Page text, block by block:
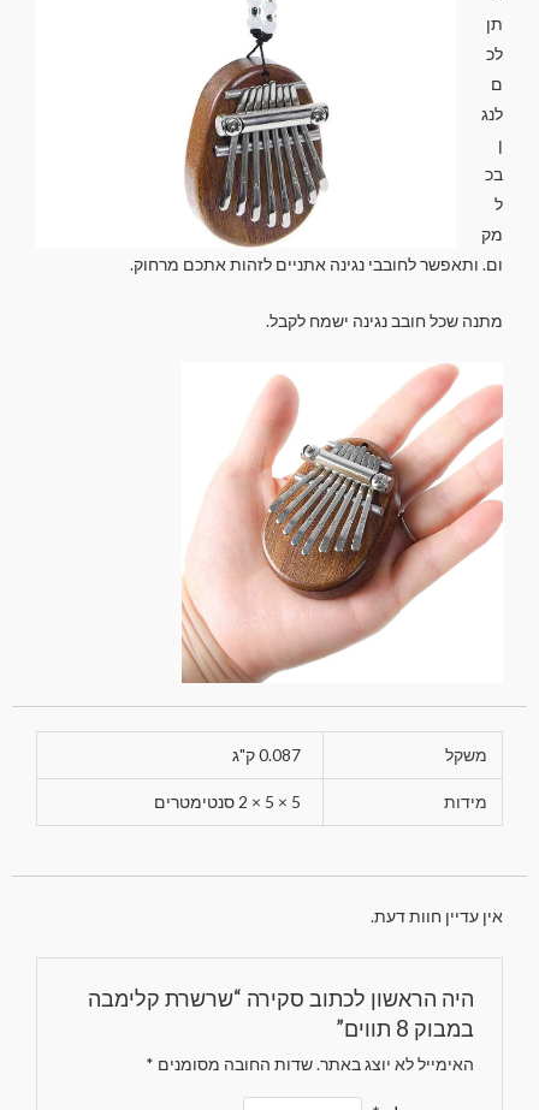
תן
לכ
ם
לנג
ן
בכ
ל
מק
ום. ותאפשר לחובבי נגינה אתניים לזהות אתכם מרחוק.
מתנה שכל חובב נגינה ישמח לקבל.
משקל 0.087 ק"ג
מידות 5 × 5 × 2 סנטימטרים
אין עדיין חוות דעת.
היה הראשון לכתוב סקירה “שרשרת קלימבה
במבוק 8 תווים”
האימייל לא יוצג באתר.שדות החובה מסומנים *